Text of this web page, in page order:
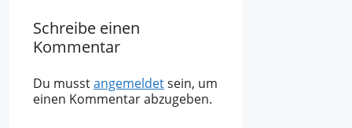
Schreibe einen
Kommentar
Du musstangemeldetsein, um
einen Kommentar abzugeben.